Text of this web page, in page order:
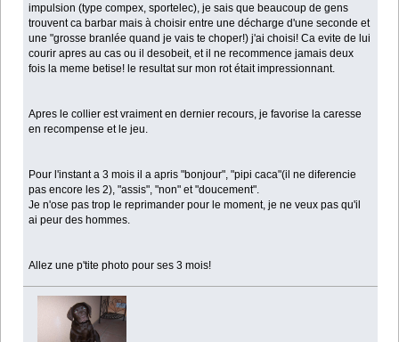
impulsion (type compex, sportelec), je sais que beaucoup de gens
trouvent ca barbar mais à choisir entre une décharge d'une seconde et
une "grosse branlée quand je vais te choper!) j'ai choisi! Ca evite de lui
courir apres au cas ou il desobeit, et il ne recommence jamais deux
fois la meme betise! le resultat sur mon rot était impressionnant.
Apres le collier est vraiment en dernier recours, je favorise la caresse
en recompense et le jeu.
Pour l'instant a 3 mois il a apris "bonjour", "pipi caca"(il ne diferencie
pas encore les 2), "assis", "non" et "doucement".
Je n'ose pas trop le reprimander pour le moment, je ne veux pas qu'il
ai peur des hommes.
Allez une p'tite photo pour ses 3 mois!